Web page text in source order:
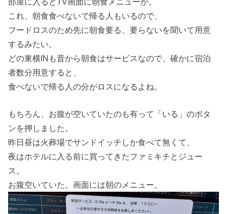
これ、朝食食べないで帰る人もいるので、
フードロスのため先に朝食要る、要らないを聞いて用意
するみたい。
どの東横INも昔から朝食はサービスなので、確かに宿泊
者数分用意すると、
食べないで帰る人の分がロスになるよね。
もちろん、お腹が空いていたのも有って「いる」のボタ
ンを押しました。
昨日昼は火葬場でサンドイッチしか食べて無くて、
夜はホテルに入る前に買ってきたファミキチとジュー
ス。
お腹空いていた。画面には朝のメニュー。